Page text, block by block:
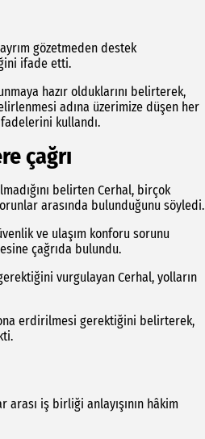
gözetmeden destek
ifade etti.
hazır olduklarını belirterek,
adına üzerimize düşen her
kullandı.
çağrı
belirten Cerhal, birçok
arasında bulunduğunu söyledi.
ve ulaşım konforu sorunu
çağrıda bulundu.
vurgulayan Cerhal, yolların
erdirilmesi gerektiğini belirterek,
iş birliği anlayışının hâkim